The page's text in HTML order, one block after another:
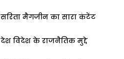
सरिता मैगजीन का सारा कंटेंट
देश विदेश के राजनैतिक मुद्दे